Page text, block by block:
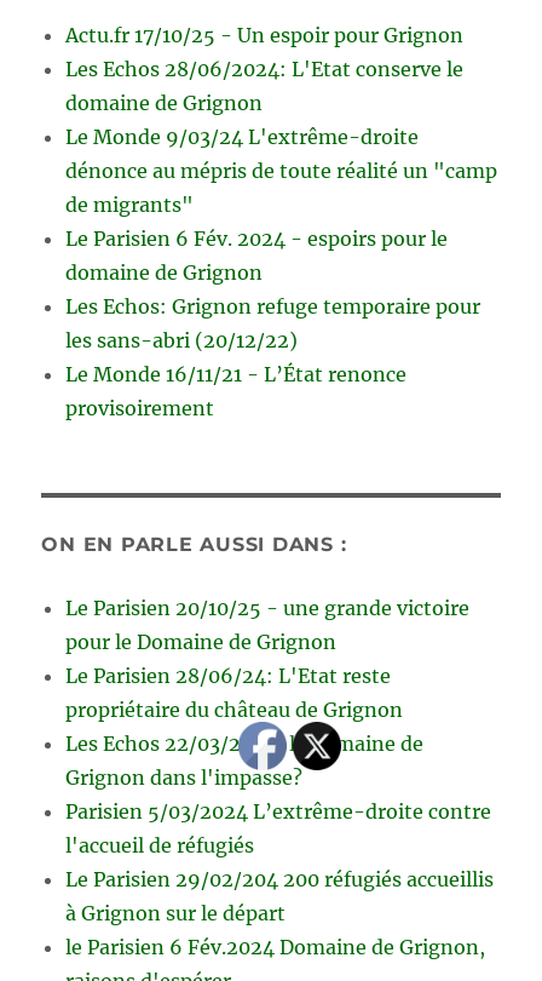
Actu.fr 17/10/25 - Un espoir pour Grignon
Les Echos 28/06/2024: L'Etat conserve le
domaine de Grignon
Le Monde 9/03/24 L'extrême-droite
dénonce au mépris de toute réalité un "camp
de migrants"
Le Parisien 6 Fév. 2024 - espoirs pour le
domaine de Grignon
Les Echos: Grignon refuge temporaire pour
les sans-abri (20/12/22)
Le Monde 16/11/21 - L’État renonce
provisoirement
ON EN PARLE AUSSI DANS :
Le Parisien 20/10/25 - une grande victoire
pour le Domaine de Grignon
Le Parisien 28/06/24: L'Etat reste
propriétaire du château de Grignon
Les Echos 22/03/2024: le domaine de
Grignon dans l'impasse?
Parisien 5/03/2024 L’extrême-droite contre
l'accueil de réfugiés
Le Parisien 29/02/204 200 réfugiés accueillis
à Grignon sur le départ
le Parisien 6 Fév.2024 Domaine de Grignon,